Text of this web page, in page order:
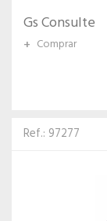
Gs Consulte
+ Comprar
Ref.: 97277